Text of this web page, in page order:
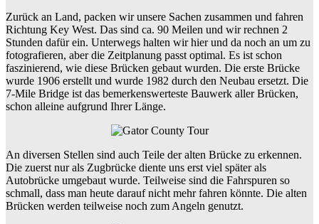
Zurück an Land, packen wir unsere Sachen zusammen und fahren
Richtung Key West. Das sind ca. 90 Meilen und wir rechnen 2
Stunden dafür ein. Unterwegs halten wir hier und da noch an um zu
fotografieren, aber die Zeitplanung passt optimal. Es ist schon
faszinierend, wie diese Brücken gebaut wurden. Die erste Brücke
wurde 1906 erstellt und wurde 1982 durch den Neubau ersetzt. Die
7-Mile Bridge ist das bemerkenswerteste Bauwerk aller Brücken,
schon alleine aufgrund Ihrer Länge.
An diversen Stellen sind auch Teile der alten Brücke zu erkennen.
Die zuerst nur als Zugbrücke diente uns erst viel später als
Autobrücke umgebaut wurde. Teilweise sind die Fahrspuren so
schmall, dass man heute darauf nicht mehr fahren könnte. Die alten
Brücken werden teilweise noch zum Angeln genutzt.